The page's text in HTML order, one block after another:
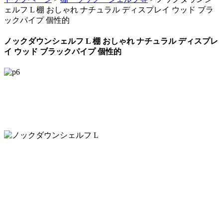
ェルフ L 棚 おしゃれ ナチュラル ディスプレイ ウッド ブラ
ックパイプ 個性的
ノックダウンシェルフ L 棚 おしゃれ ナチュラル ディスプレ
イ ウッド ブラックパイプ 個性的